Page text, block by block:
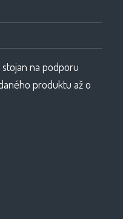
na podporu
produktu až o